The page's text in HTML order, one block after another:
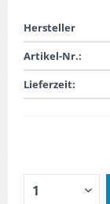
Hersteller
Artikel-Nr.:
Lieferzeit: